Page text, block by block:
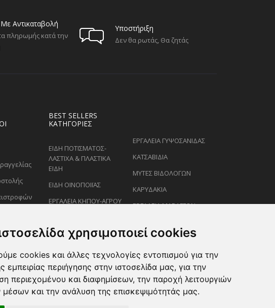
χρησιμοποιεί cookies
cookies και άλλες τεχνολογίες εντοπισμού για την
εμπειρίας περιήγησης στην ιστοσελίδα μας, για την
περιεχομένου και διαφημίσεων, την παροχή λειτουργιών
μέσων και την ανάλυση της επισκεψιμότητάς μας.
Αντικαταβολή
πληρωμής κατά την
Υποστήριξη
Δεν θα ρωτάς, Θα ζητάς
BEST SELLERS
ΚΑΤΗΓΟΡΊΕΣ
ΕΙΔΗ ΠΟΤΙΣΜΑΤΟΣ-
ΛΑΣΤΙΧΑ & ΠΛΑΣΤΙΚΑ
ΕΙΔΗ
ΕΙΔΗ ΟΙΝΟΠΟΙΪΑΣ
ΕΡΓΑΛΕΙΑ ΚΗΠΟΥ-ΑΓΡΟΥ
ΡΑΝΤΙΣΜΑΤΟΣ
ΨΑΛΙΔΙΑ ΚΛΑΔΕΜΑΤΟΣ
ΕΡΓΑΛΕΙΑ ΓΥΨΟΣΑΝΙΔΑΣ
ΚΑΤΣΑΒΙΔΙΑ
ΜΥΤΕΣ ΒΙΔΟΛΟΓΩΝ
ΚΑΡΥΔΑΚΙΑ
ΕΡΓΑΛΕΙΑ ΜΑΡΑΓΓΩΝ